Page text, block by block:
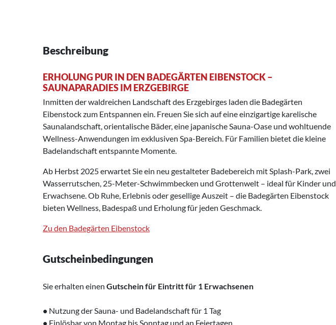
Beschreibung
ERHOLUNG PUR IN DEN BADEGÄRTEN EIBENSTOCK –
SAUNAPARADIES IM ERZGEBIRGE
Inmitten der waldreichen Landschaft des Erzgebirges laden die Badegärten
Eibenstock zum Entspannen ein. Freuen Sie sich auf eine einzigartige karelische
Saunalandschaft, orientalische Bäder, eine japanische Sauna-Oase und wohltuende
Wellness-Anwendungen im exklusiven Spa-Bereich. Für Familien bietet die kleine
Badelandschaft entspannte Momente.
Ab Herbst 2025 erwartet Sie ein neu gestalteter Badebereich mit Splash-Park, zwei
Wasserrutschen, 25-Meter-Schwimmbecken und Grottenwelt – ideal für Kinder und
Erwachsene. Ob Ruhe, Erlebnis oder gesellige Auszeit – die Badegärten Eibenstock
bieten Wellness, Badespaß und Erholung für jeden Geschmack.
Zu den Badegärten Eibenstock
Gutscheinbedingungen
Sie erhalten einen Gutschein für Eintritt für 1 Erwachsenen
• Nutzung der Sauna- und Badelandschaft für 1 Tag
• Einlösbar von Montag bis Sonntag und an Feiertagen